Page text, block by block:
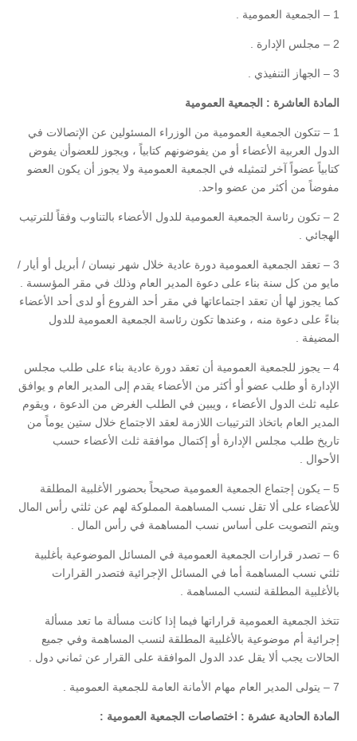
1 – الجمعية العمومية .
2 – مجلس الإدارة .
3 – الجهاز التنفيذي .
المادة العاشرة : الجمعية العمومية
1 – تتكون الجمعية العمومية من الوزراء المسئولين عن الإتصالات في
الدول العربية الأعضاء أو من يفوضونهم كتابياً ، ويجوز للعضوأن يفوض
كتابياً عضواً آخر لتمثيله في الجمعية العمومية ولا يجوز أن يكون العضو
مفوضاً من أكثر من عضو واحد.
2 – تكون رئاسة الجمعية العمومية للدول الأعضاء بالتناوب وفقاً للترتيب
الهجائي .
3 – تعقد الجمعية العمومية دورة عادية خلال شهر نيسان / أبريل أو أيار /
مايو من كل سنة بناء على دعوة المدير العام وذلك في مقر المؤسسة .
كما يجوز لها أن تعقد اجتماعاتها في مقر أحد الفروع أو لدى أحد الأعضاء
بناءً على دعوة منه ، وعندها تكون رئاسة الجمعية العمومية للدول
المضيفة .
4 – يجوز للجمعية العمومية أن تعقد دورة عادية بناء على طلب مجلس
الإدارة أو طلب عضو أو أكثر من الأعضاء يقدم إلى المدير العام و يوافق
عليه ثلث الدول الأعضاء ، ويبين في الطلب الغرض من الدعوة ، ويقوم
المدير العام باتخاذ الترتيبات اللازمة لعقد الاجتماع خلال ستين يوماً من
تاريخ طلب مجلس الإدارة أو إكتمال موافقة ثلث الأعضاء حسب
الأحوال .
5 – يكون إجتماع الجمعية العمومية صحيحاً بحضور الأغلبية المطلقة
للأعضاء على ألا تقل نسب المساهمة المملوكة لهم عن ثلثي رأس المال
ويتم التصويت على أساس نسب المساهمة في رأس المال .
6 – تصدر قرارات الجمعية العمومية في المسائل الموضوعية بأغلبية
ثلثي نسب المساهمة أما في المسائل الإجرائية فتصدر القرارات
بالأغلبية المطلقة لنسب المساهمة .
تتخذ الجمعية العمومية قراراتها فيما إذا كانت مسألة ما تعد مسألة
إجرائية أم موضوعية بالأغلبية المطلقة لنسب المساهمة وفي جميع
الحالات يجب ألا يقل عدد الدول الموافقة على القرار عن ثماني دول .
7 – يتولى المدير العام مهام الأمانة العامة للجمعية العمومية .
المادة الحادية عشرة : اختصاصات الجمعية العمومية :